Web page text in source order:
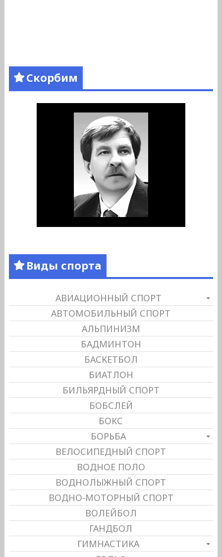
Скорбим
Виды спорта
АВИАЦИОННЫЙ СПОРТ
АВТОМОБИЛЬНЫЙ СПОРТ
АЛЬПИНИЗМ
БАДМИНТОН
БАСКЕТБОЛ
БИАТЛОН
БИЛЬЯРДНЫЙ СПОРТ
БОБСЛЕЙ
БОКС
БОРЬБА
ВЕЛОСИПЕДНЫЙ СПОРТ
ВОДНОЕ ПОЛО
ВОДНОЛЫЖНЫЙ СПОРТ
ВОДНО-МОТОРНЫЙ СПОРТ
ВОЛЕЙБОЛ
ГАНДБОЛ
ГИМНАСТИКА